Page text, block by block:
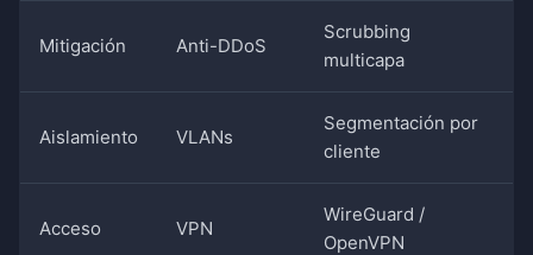
Mitigación Anti-DDoS
Scrubbing
multicapa
Aislamiento VLANs
Segmentación por
cliente
Acceso VPN
WireGuard /
OpenVPN